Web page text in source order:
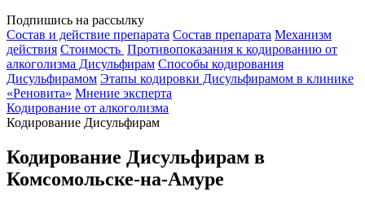
Подпишись на рассылку
Состав и действие препарата Состав препарата Механизм
действия Стоимость Противопоказания к кодированию от
алкоголизма Дисульфирам Способы кодирования
Дисульфирамом Этапы кодировки Дисульфирамом в клинике
«Реновита» Мнение эксперта
Кодирование от алкоголизма
Кодирование Дисульфирам
Кодирование Дисульфирам в
Комсомольске-на-Амуре